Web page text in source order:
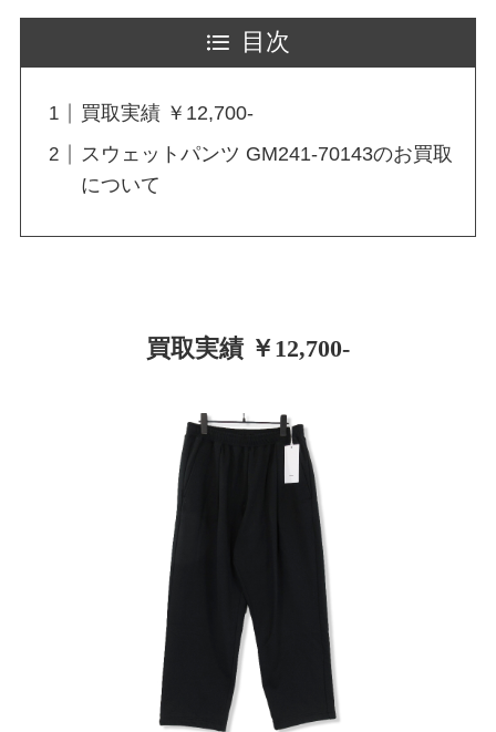
目次
買取実績 ￥12,700-
スウェットパンツ GM241-70143のお買取
について
買取実績 ￥12,700-